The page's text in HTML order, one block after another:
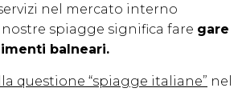
nel mercato interno
spiagge significa fare gare
balneari.
questione “spiagge italiane” nel